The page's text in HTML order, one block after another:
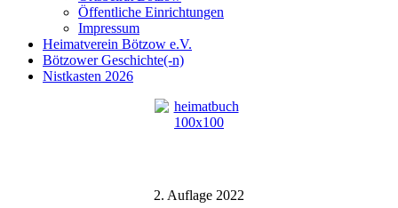
Öffentliche Einrichtungen
Impressum
Heimatverein Bötzow e.V.
Bötzower Geschichte(-n)
Nistkasten 2026
2. Auflage 2022